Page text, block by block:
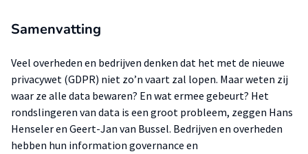
Samenvatting
Veel overheden en bedrijven denken dat het met de nieuwe
privacywet (GDPR) niet zo’n vaart zal lopen. Maar weten zij
waar ze alle data bewaren? En wat ermee gebeurt? Het
rondslingeren van data is een groot probleem, zeggen Hans
Henseler en Geert-Jan van Bussel. Bedrijven en overheden
hebben hun information governance en